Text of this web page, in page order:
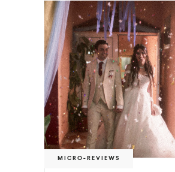
MICRO-REVIEWS